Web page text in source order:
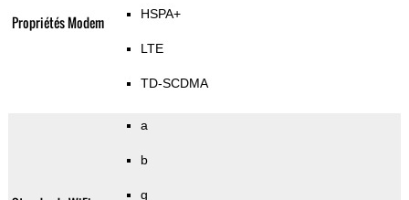
Propriétés Modem HSPA+
LTE
TD-SCDMA
a
b
g